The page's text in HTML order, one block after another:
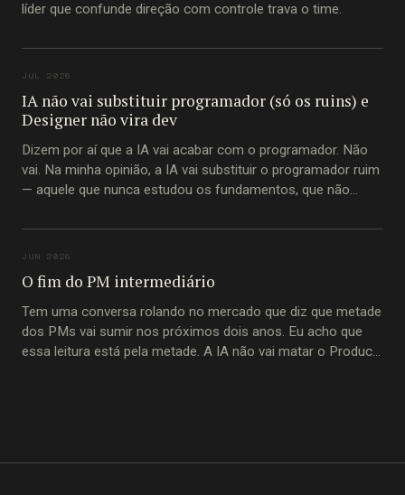
líder que confunde direção com controle trava o time.
JUL 2026
IA não vai substituir programador (só os ruins) e
Designer não vira dev
Dizem por aí que a IA vai acabar com o programador. Não
vai. Na minha opinião, a IA vai substituir o programador ruim
— aquele que nunca estudou os fundamentos, que não
que passou a carreira inteira copiando trecho de código do
JUN 2026
O fim do PM intermediário
Tem uma conversa rolando no mercado que diz que metade
dos PMs vai sumir nos próximos dois anos. Eu acho que
essa leitura está pela metade. A IA não vai matar o Product